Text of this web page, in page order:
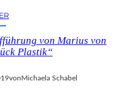
von Marius von
Plastik“
von Michaela Schabel